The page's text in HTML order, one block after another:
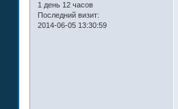
1 день 12 часов
Последний визит:
2014-06-05 13:30:59